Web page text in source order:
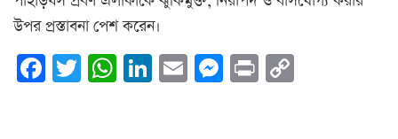
উপর প্রস্তাবনা পেশ করেন।
Facebook
Twitter
WhatsApp
LinkedIn
EmailMessenger
Print